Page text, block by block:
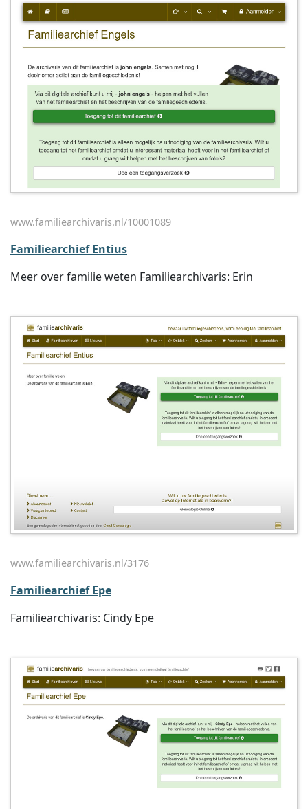
www.familiearchivaris.nl/10001089
Familiearchief Entius
Meer over familie weten Familiearchivaris: Erin
www.familiearchivaris.nl/3176
Familiearchief Epe
Familiearchivaris: Cindy Epe